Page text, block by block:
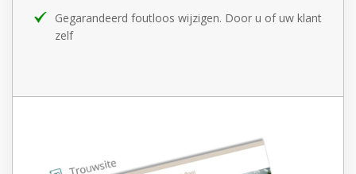
Gegarandeerd foutloos wijzigen. Door u of uw klant
zelf